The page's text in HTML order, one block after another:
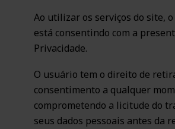
Ao utilizar os serviços do site,
está consentindo com a
Privacidade.
O usuário tem o direito de
consentimento a qualquer
comprometendo a licitude do
seus dados pessoais antes da